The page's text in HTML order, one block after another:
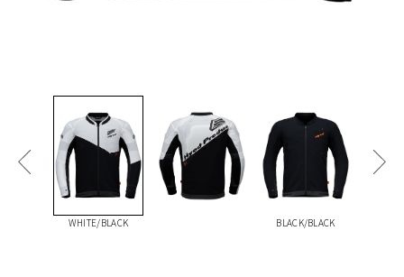
WHITE/BLACK BLACK/BLACK